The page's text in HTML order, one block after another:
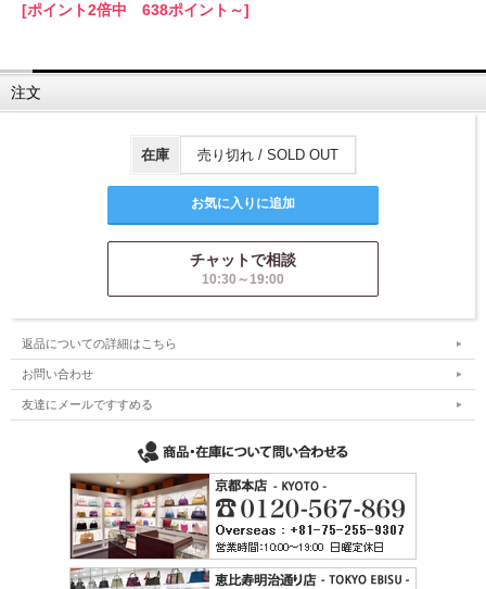
[ポイント2倍中 638ポイント～]
注文
在庫 売り切れ / SOLD OUT
チャットで相談
10:30～19:00
返品についての詳細はこちら
お問い合わせ
友達にメールですすめる